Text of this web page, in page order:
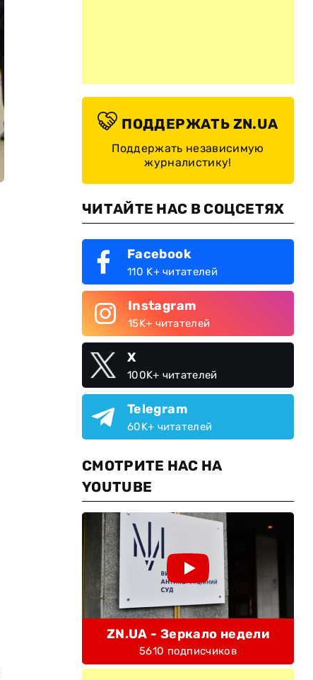
ПОДДЕРЖАТЬ ZN.UA
Поддержать независимую
журналистику!
ЧИТАЙТЕ НАС В СОЦСЕТЯХ
Facebook
110 K+ читателей
Instagram
15K+ читателей
X
100K+ читателей
Telegram
60K+ читателей
СМОТРИТЕ НАС НА
YOUTUBE
ZN.UA - Зеркало недели
5610 подписчиков